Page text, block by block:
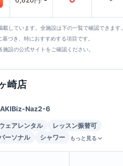
しています。全施設は下の一覧で確認できます。
づき、特におすすめする項目です。
設の公式サイトをご確認ください。
崎店
Naz2-6
ェアレンタル
レッスン振替可
ーソナル シャワー もっと見る